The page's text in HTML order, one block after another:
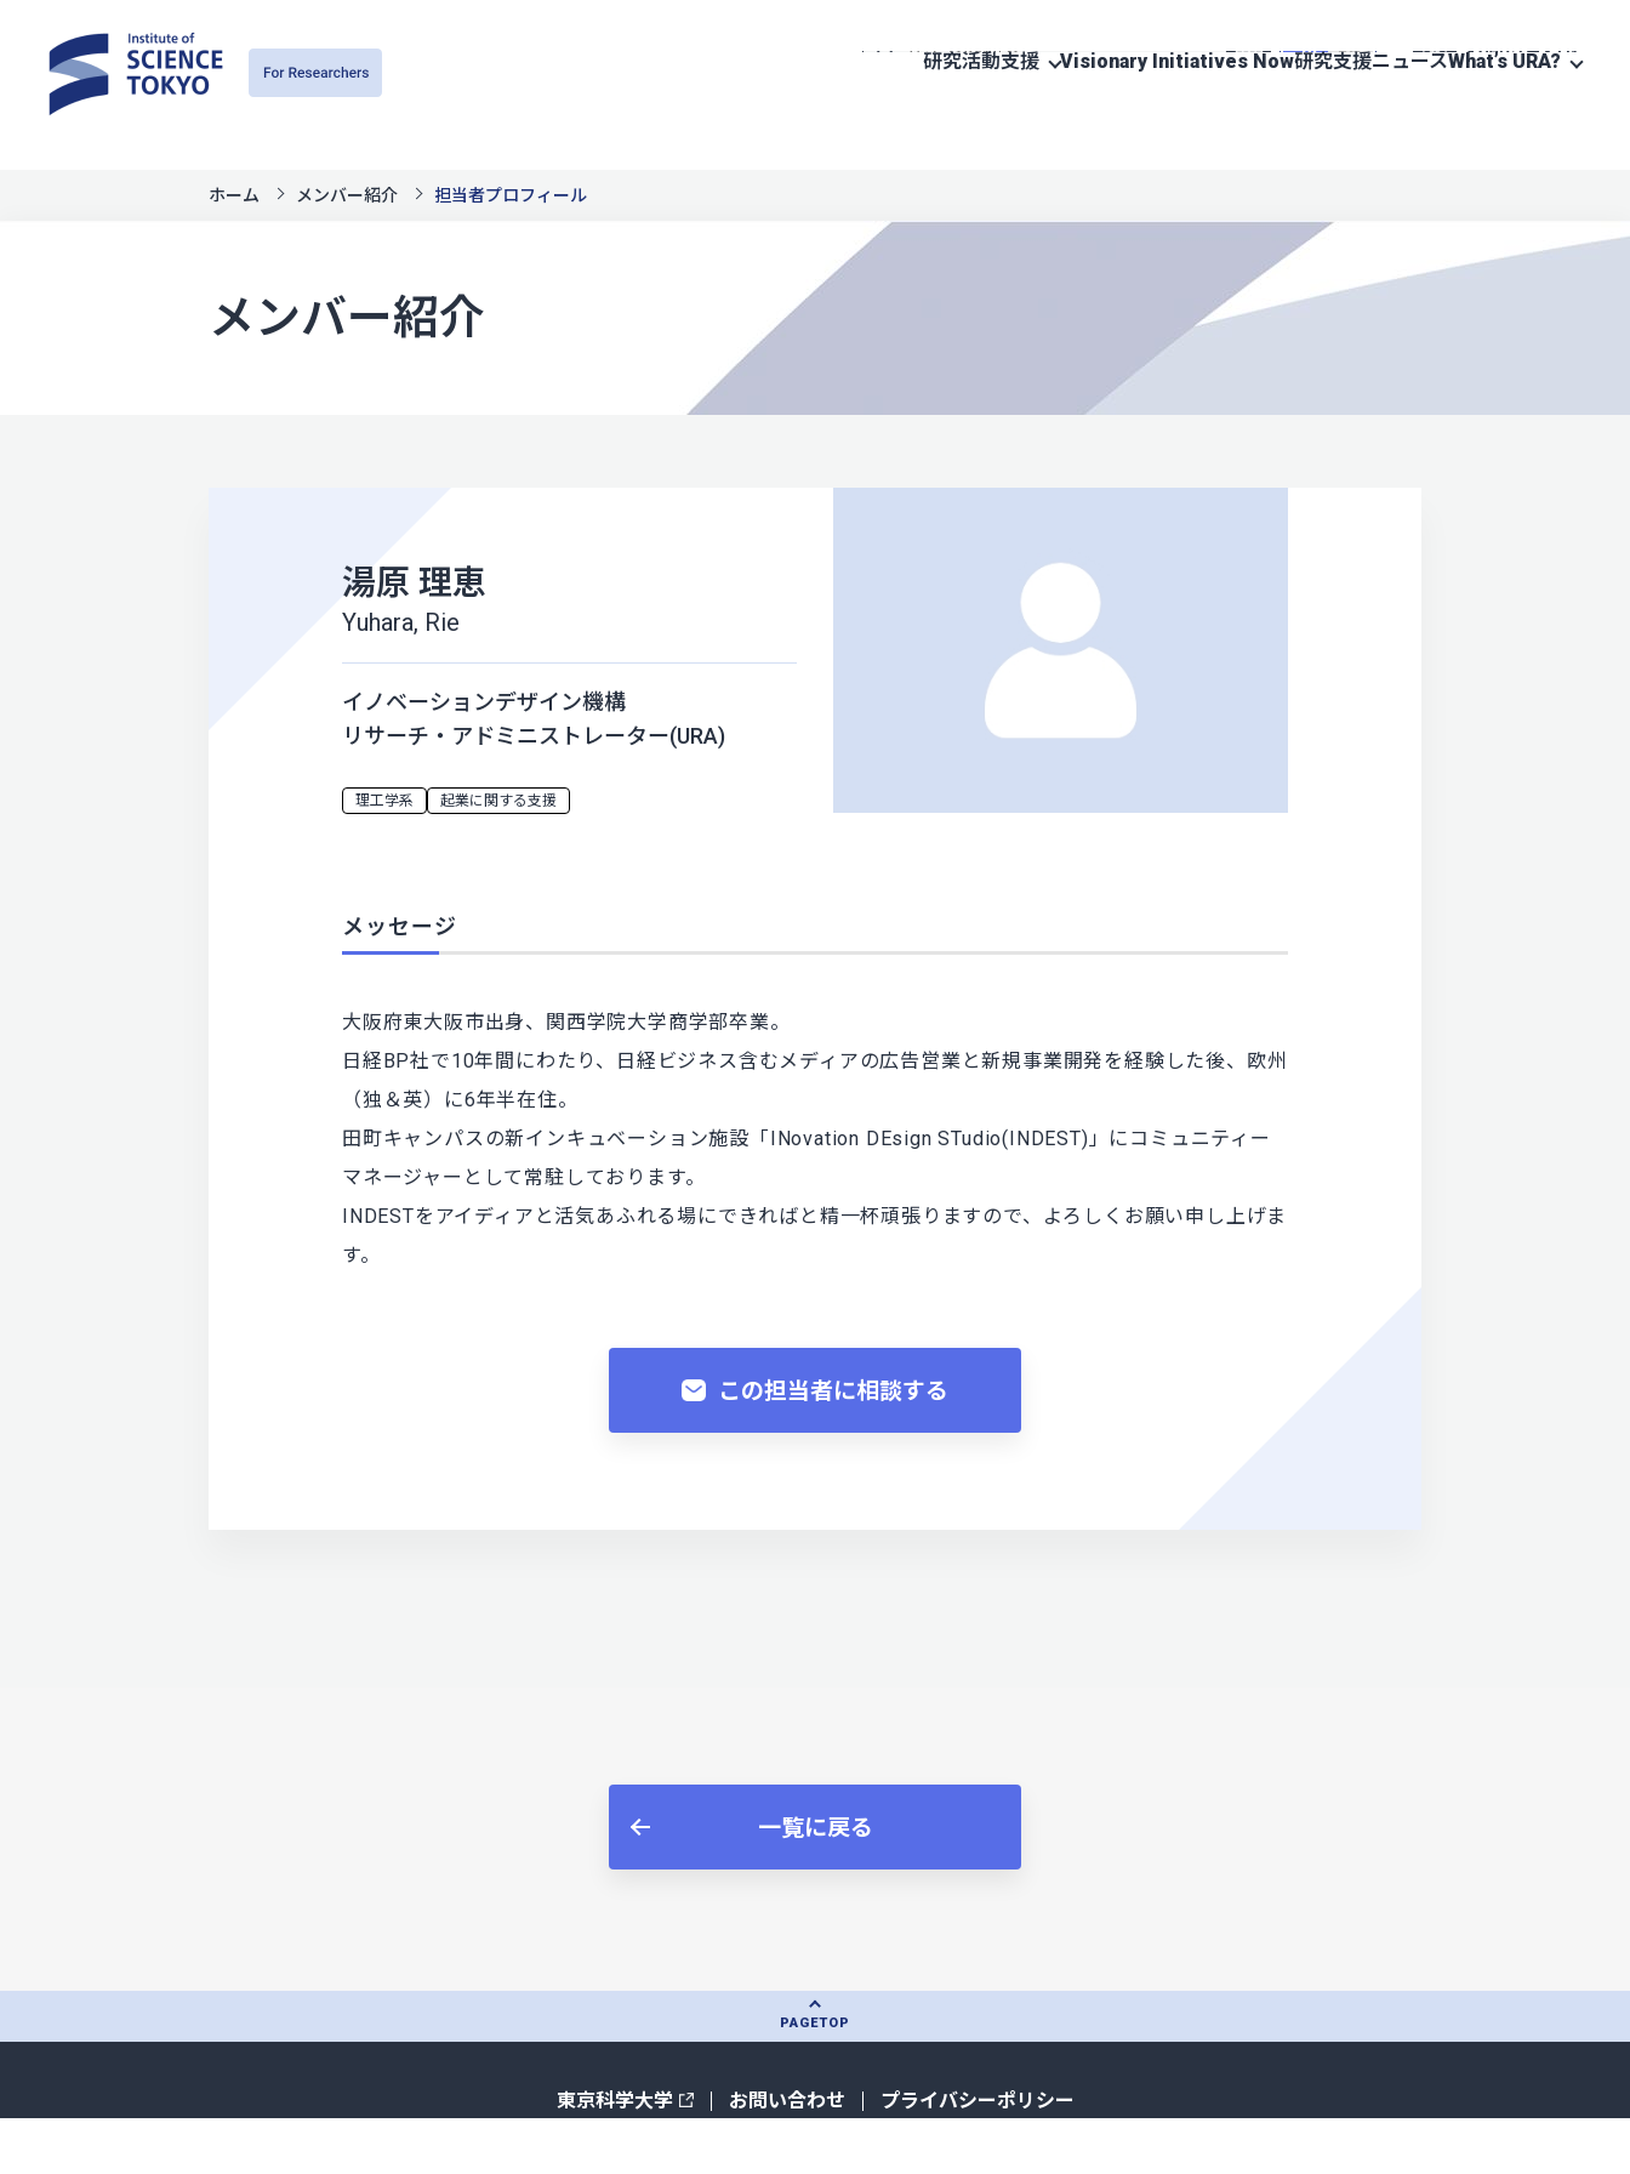
JA EN お問い合わせ
研究活動支援 Visionary Initiatives Now研究支援ニュースWhat’s URA?
ホーム メンバー紹介 担当者プロフィール
メンバー紹介
湯原 理恵
Yuhara, Rie
イノベーションデザイン機構
リサーチ・アドミニストレーター(URA)
理工学系 起業に関する支援
メッセージ
大阪府東大阪市出身、関西学院大学商学部卒業。
日経BP社で10年間にわたり、日経ビジネス含むメディアの広告営業と新規事業開発を経験した後、欧州
（独＆英）に6年半在住。
田町キャンパスの新インキュベーション施設「INovation DEsign STudio(INDEST)」にコミュニティー
マネージャーとして常駐しております。
INDESTをアイディアと活気あふれる場にできればと精一杯頑張りますので、よろしくお願い申し上げま
す。
この担当者に相談する
一覧に戻る
PAGETOP
東京科学大学 お問い合わせ プライバシーポリシー